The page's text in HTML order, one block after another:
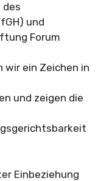
des
und
Forum
wir ein Zeichen in
und zeigen die
Einbeziehung